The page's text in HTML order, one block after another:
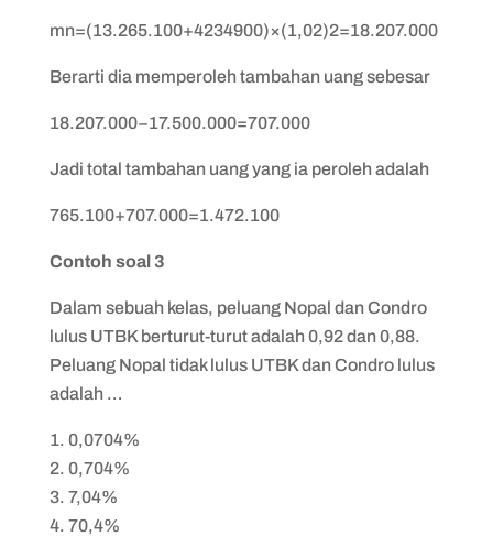
mn=(13.265.100+4234900)×(1,02)2=18.207.000
Berarti dia memperoleh tambahan uang sebesar
18.207.000−17.500.000=707.000
Jadi total tambahan uang yang ia peroleh adalah
765.100+707.000=1.472.100
Contoh soal 3
Dalam sebuah kelas, peluang Nopal dan Condro
lulus UTBK berturut-turut adalah 0,92 dan 0,88 .
Peluang Nopal tidak lulus UTBK dan Condro lulus
adalah …
0,0704%
0,704%
7,04%
70,4%